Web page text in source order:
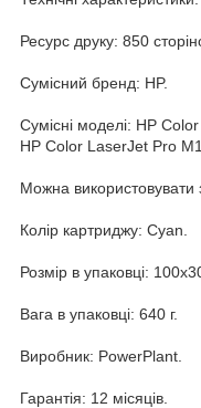
Ресурс друку: 850
Сумісний бренд: HP.
Сумісні моделі: HP
HP Color LaserJet Pro
Можна використовувати
Колір картриджу: Cyan.
Розмір в упаковці:
Вага в упаковці: 640 г.
Виробник: PowerPlant.
Гарантія: 12 місяців.